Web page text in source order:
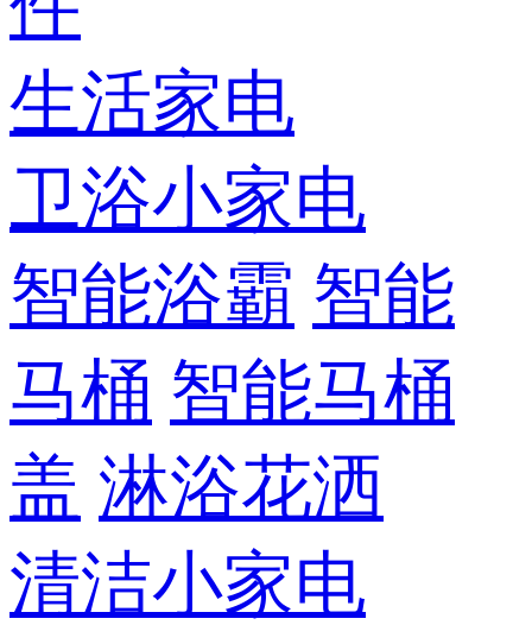
生活家电
卫浴小家电
智能浴霸 智能
马桶 智能马桶
盖 淋浴花洒
清洁小家电